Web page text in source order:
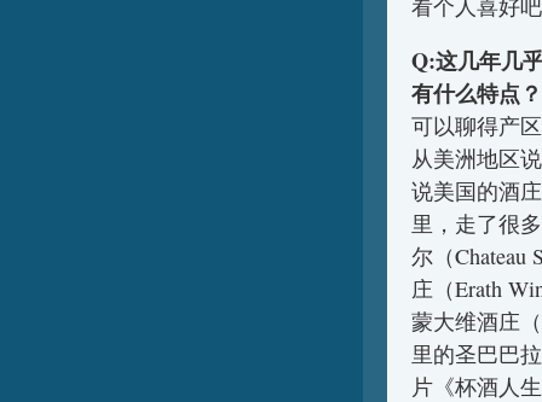
看个人喜好
Q:这几年几
有什么特点？
可以聊得产
从美洲地区
说美国的酒
里，走了很
尔（Chateau
庄（Erath
蒙大维酒庄
里的圣巴巴
片《杯酒人